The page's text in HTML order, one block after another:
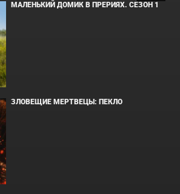
МАЛЕНЬКИЙ ДОМИК В ПРЕРИЯХ. СЕЗОН 1
ЗЛОВЕЩИЕ МЕРТВЕЦЫ: ПЕКЛО